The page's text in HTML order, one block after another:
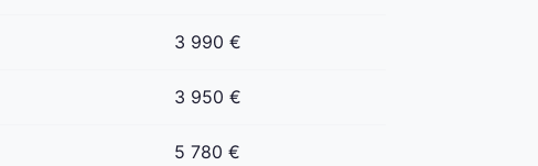
3 990 €
3 950 €
5 780 €